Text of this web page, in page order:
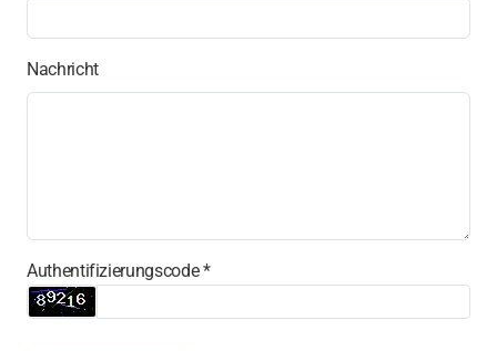
Nachricht
Authentifizierungscode *